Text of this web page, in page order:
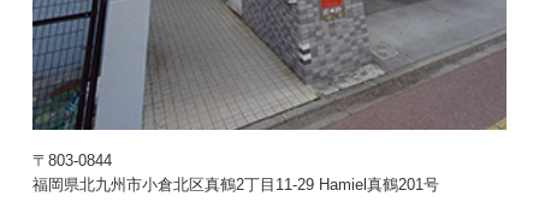
〒803-0844
福岡県北九州市小倉北区真鶴2丁目 11-29 Hamiel真鶴201号